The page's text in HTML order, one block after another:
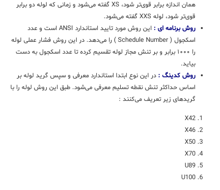
همان اندازه ‌برابر قوی‌تر شود، XS گفته می‌شود و زمانی که لوله دو برابر
قوی‌تر شود، لوله XXS گفته می‌شود.
روش برنامه ای :
این روش مورد تایید استاندارد ANSI است و عدد
اسکجول ( Schedule Number ) را می‌دهد. در این روش فشار عملی لوله
را ۱۰۰۰ برابر و بر تنش مجاز لوله تقسیم کرده تا عدد اسکجول به‌ دست
بیاید.
روش کدینگ : در این نوع ابتدا استاندارد معرفی و سپس گرید لوله بر
اساس حداکثر تنش نقطه‌ تسلیم معرفی می‌شود. طبق این روش لوله‌ را با
گریدهای زیر تعریف می‌کنند :
X42
X46
X50
X70
U89
U100